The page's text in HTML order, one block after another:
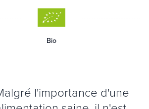
Bio
l'importance d'une